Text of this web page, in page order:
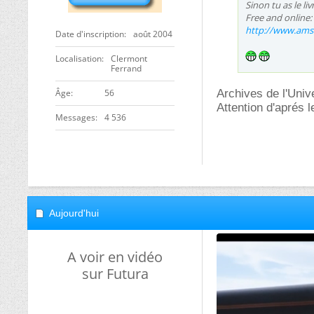
Date d'inscription août 2004
Localisation
Clermont
Ferrand
ge 56
Messages 4 536
Sinon tu as le
Free and online:
http://
Archives de
Attention d'aprés
Aujourd'hui
A voir en vidéo
sur Futura